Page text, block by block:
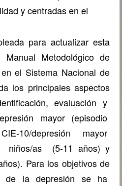
y centradas en el
para actualizar esta
Metodológico de
el Sistema Nacional de
los principales aspectos
evaluación y
mayor (episodio
10/depresión mayor
as (5-11 años) y
Para los objetivos de
de la depresión se ha